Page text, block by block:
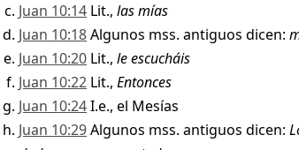
Juan 10:14 Lit., las mías
Juan 10:18Algunos mss. antiguos dicen:
Juan 10:20 Lit., le escucháis
Juan 10:22 Lit., Entonces
Juan 10:24I.e., el Mesías
Juan 10:29Algunos mss. antiguos dicen: